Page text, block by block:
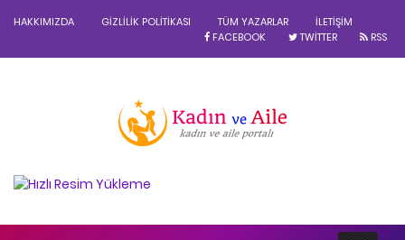
HAKKIMIZDA GIZLILIK POLITIKASI TÜM YAZARLAR
İLETIŞIM
FACEBOOK
TWITTER RSS